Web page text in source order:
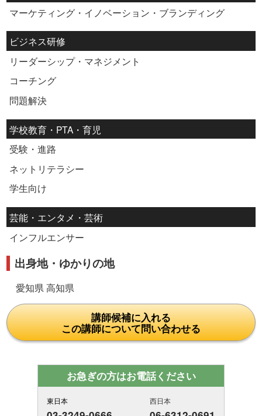
マーケティング・イノベーション・ブランディング
ビジネス研修
リーダーシップ・マネジメント
コーチング
問題解決
学校教育・PTA・育児
受験・進路
ネットリテラシー
学生向け
芸能・エンタメ・芸術
インフルエンサー
出身地・ゆかりの地
愛知県 高知県
講師候補に入れる
この講師について問い合わせる
お急ぎの方はお電話ください
東日本 西日本